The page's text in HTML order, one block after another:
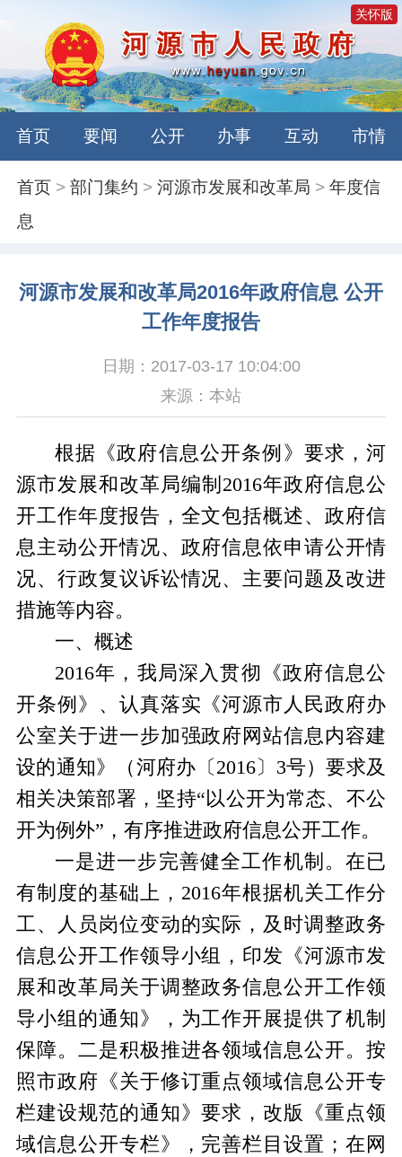
关怀版
首页 要闻 公开 办事 互动 市情
首页 >部门集约 >河源市发展和改革局 >年度信
息
河源市发展和改革局2016年政府信息 公开
工作年度报告
日期：2017-03-17 10:04:00
来源：本站
根据《政府信息公开条例》要求，河
源市发展和改革局编制2016年政府信息公
开工作年度报告，全文包括概述、政府信
息主动公开情况、政府信息依申请公开情
况、行政复议诉讼情况、主要问题及改进
措施等内容。
一、概述
2016年，我局深入贯彻《政府信息公
开条例》、认真落实《河源市人民政府办
公室关于进一步加强政府网站信息内容建
设的通知》（河府办〔2016〕3号）要求及
相关决策部署，坚持“以公开为常态、不公
开为例外”，有序推进政府信息公开工作。
一是进一步完善健全工作机制。 在已
有制度的基础上，2016年根据机关工作分
工、人员岗位变动的实际，及时调整政务
信息公开工作领导小组，印发《河源市发
展和改革局关于调整政务信息公开工作领
导小组的通知 》，为工作开展提供了机制
保障。 二是积极推进各领域信息公开。按
照市政府《关于修订重点领域信息公开专
栏建设规范的通知》要求，改版《重点领
域信息公开专栏》，完善栏目设置；在网